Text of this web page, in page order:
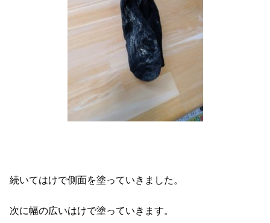
続いてはけで側面を塗っていきました。
次に幅の広いはけで塗っていきます。